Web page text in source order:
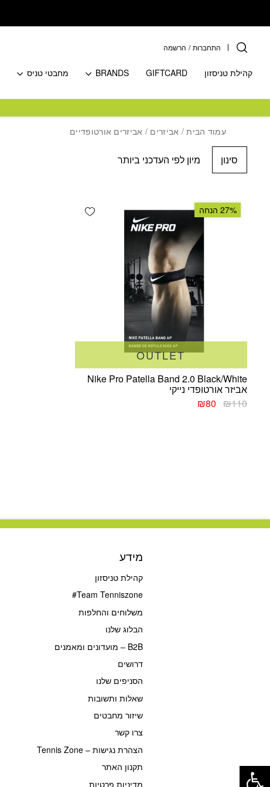
התחברות / הרשמה
קהילת טניסזון GIFTCARD
BRANDS מחבטי טניס
עמוד הבית/ אביזרים / אביזרים אורטופדיים
סינון
Add wishlist 27% הנחה
OUTLET
Nike Pro Patella Band 2.0 Black/White
אביזר אורטופדי נייקי
₪110 המחיר
₪80
מידע
קהילת טניסזון
Team Tenniszone#
משלוחים והחלפות
הבלוג שלנו
B2B – מועדונים ומאמנים
דרושים
הסניפים שלנו
שאלות ותשובות
שיזור מחבטים
צרו קשר
הצהרת נגישות – Tennis Zone
תקנון האתר
מדיניות פרטיות
פתח סרגל נגישות